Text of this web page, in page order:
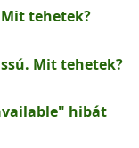
tehetek?
Mit tehetek?
hibát